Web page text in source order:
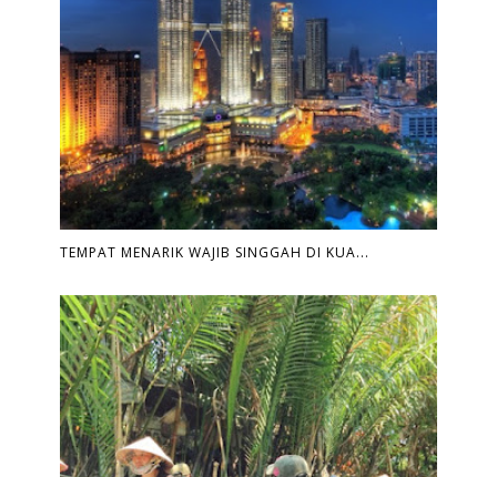
TEMPAT MENARIK WAJIB SINGGAH DI KUA...